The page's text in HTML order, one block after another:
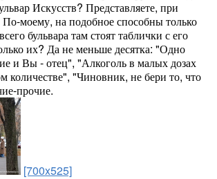
Искусств? Представляете, при
моему, на подобное способны только
бульвара там стоят таблички с его
их? Да не меньше десятка: "Одно
и Вы - отец", "Алкоголь в малых дозах
количестве", "Чиновник, не бери то, что
прочие.
[700x525]